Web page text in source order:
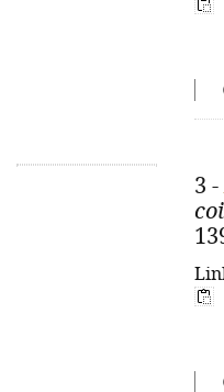
3 -